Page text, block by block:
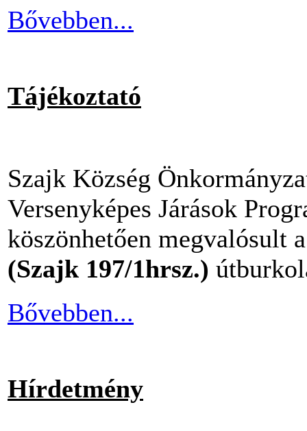
Bővebben...
Tájékoztató
Szajk Község
Versenyképes Járások
köszönhetően megvalósult a
(Szajk 197/1hrsz.)
Bővebben...
Hírdetmény